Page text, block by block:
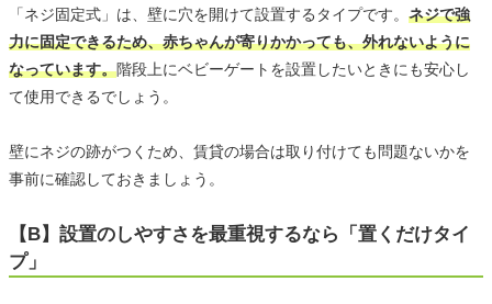
「ネジ固定式」は、壁に穴を開けて設置するタイプです。 ネジで強
力に固定できるため、赤ちゃんが寄りかかっても、外れないように
なっています。階段上にベビーゲートを設置したいときにも安心し
て使用できるでしょう。
壁にネジの跡がつくため、賃貸の場合は取り付けても問題ないかを
事前に確認しておきましょう。
【B】設置のしやすさを最重視するなら「置くだけタイ
プ」